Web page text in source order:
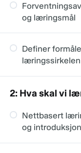
og læringsmål
Definer
læringssirkelen
2: Hva skal vi
Nettbasert
og introduksjon